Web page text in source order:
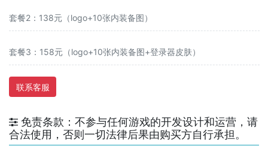
套餐2：138元（logo+10张内装备图）
套餐3：158元（logo+10张内装备图+登录器皮肤）
联系客服
免责条款：不参与任何游戏的开发设计和运营，请
合法使用，否则一切法律后果由购买方自行承担。